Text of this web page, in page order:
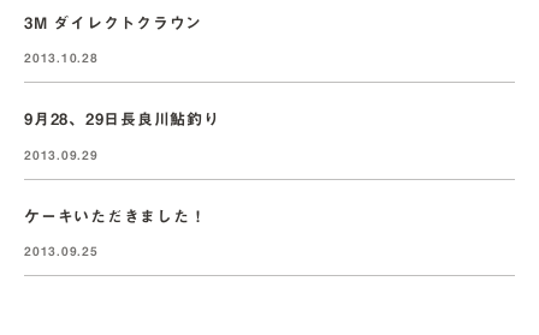
3M ダイレクトクラウン
2013.10.28
9月28、29日長良川鮎釣り
2013.09.29
ケーキいただきました！
2013.09.25